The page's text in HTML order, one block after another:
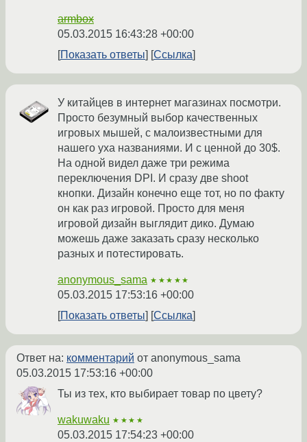
armbox
05.03.2015 16:43:28 +00:00
Показать ответы
Ссылка
У китайцев в интернет магазинах посмотри.
Просто безумный выбор качественных
игровых мышей, с малоизвестными для
нашего уха названиями. И с ценной до 30$.
На одной видел даже три режима
переключения DPI. И сразу две shoot
кнопки. Дизайн конечно еще тот, но по факту
он как раз игровой. Просто для меня
игровой дизайн выглядит дико. Думаю
можешь даже заказать сразу несколько
разных и потестировать.
anonymous_sama ★★★★★
05.03.2015 17:53:16 +00:00
Показать ответы
Ссылка
Ответ на: комментарий от anonymous_sama
05.03.2015 17:53:16 +00:00
Ты из тех, кто выбирает товар по цвету?
wakuwaku ★★★★
05.03.2015 17:54:23 +00:00